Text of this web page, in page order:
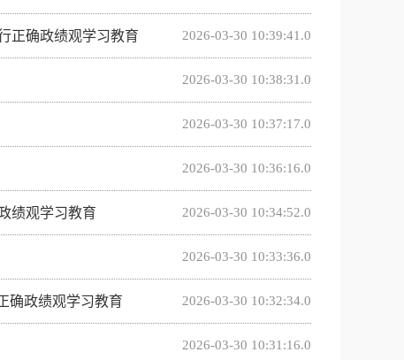
2026-03-30 10:39:41.0
正确政绩观学习教育
2026-03-30 10:38:31.0
2026-03-30 10:37:17.0
2026-03-30 10:36:16.0
2026-03-30 10:34:52.0
绩观学习教育
2026-03-30 10:33:36.0
2026-03-30 10:32:34.0
确政绩观学习教育
2026-03-30 10:31:16.0